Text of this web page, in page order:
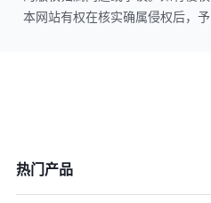
本网站有权在核实确属侵权后，予
热门产品